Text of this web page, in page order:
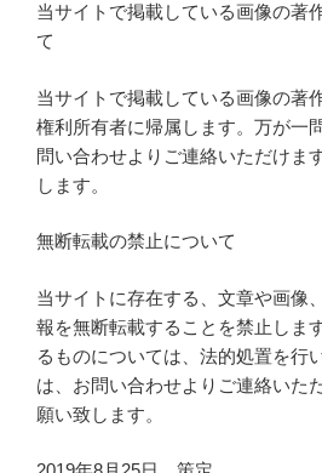
当サイトで掲載している画像の著
て
当サイトで掲載している画像の著
権利所有者に帰属します。万が一
問い合わせよりご連絡いただけま
します。
無断転載の禁止について
当サイトに存在する、文章や画像
報を無断転載することを禁止しま
るものについては、法的処置を行
は、お問い合わせよりご連絡いた
願い致します。